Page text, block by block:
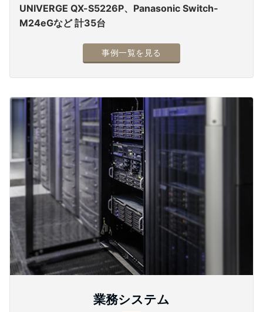
UNIVERGE QX-S5226P、Panasonic Switch-
M24eGなど 計35台
事例一覧を見る
業務システム